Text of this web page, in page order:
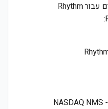
להלן סיכום קונצנזוס אנליסטים עבור Rhythm